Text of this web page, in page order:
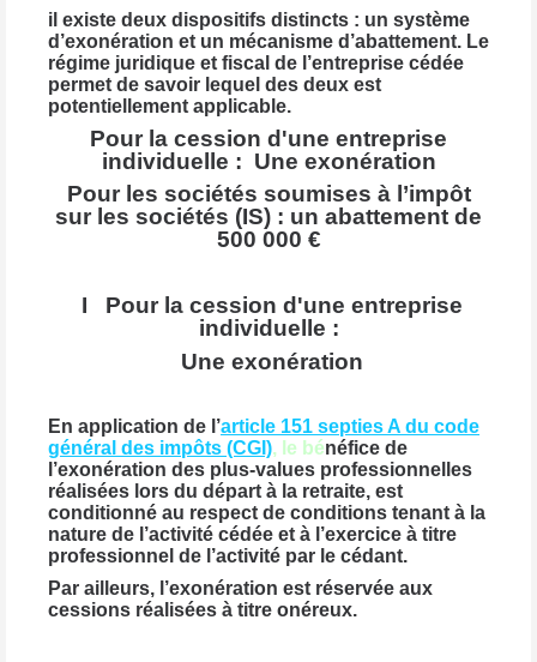
il existe deux dispositifs distincts : un système
d’exonération et un mécanisme d’abattement. Le
régime juridique et fiscal de l’entreprise cédée
permet de savoir lequel des deux est
potentiellement applicable.
Pour la cession d'une entreprise
individuelle : Une exonération
Pour les sociétés soumises à l’impôt
sur les sociétés (IS) : un abattement de
500 000 €
I Pour la cession d'une entreprise
individuelle :
Une exonération
En application de l’article 151 septies A du code
général des impôts (CGI), le bénéfice de
l’exonération des plus-values professionnelles
réalisées lors du départ à la retraite, est
conditionné au respect de conditions tenant à la
nature de l’activité cédée et à l’exercice à titre
professionnel de l’activité par le cédant.
Par ailleurs, l’exonération est réservée aux
cessions réalisées à titre onéreux.